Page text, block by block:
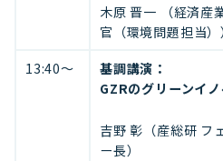
木原 晋一 （経済産
官（環境問題担当）
13:40〜
基調講演：
GZRのグリーンイ
吉野 彰（産総研 フ
ー長）